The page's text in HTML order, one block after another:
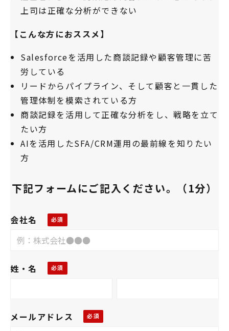
上司は正確な分析ができない
【こんな方におススメ】
Salesforceを活用した商談記録や顧客管理に苦
労している
リードからパイプライン、そして顧客と一貫した
管理体制を模索されている方
商談記録を活用して正確な分析をし、戦略を立て
たい方
AIを活用したSFA/CRM運用の最前線を知りたい
方
下記フォームにご記入ください。（1分）
会社名
姓・名
メールアドレス